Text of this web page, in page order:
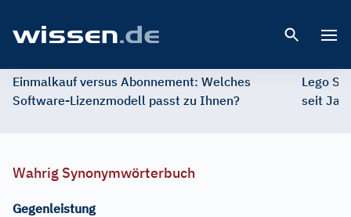
Einmalkauf versus Abonnement: Welches
Software-Lizenzmodell passt zu Ihnen?
Lego
seit
Wahrig Synonymwörterbuch
Gegenleistung